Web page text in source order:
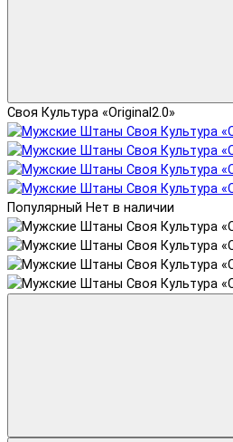
Своя Культура «Original2.0»
Популярный Нет в наличии